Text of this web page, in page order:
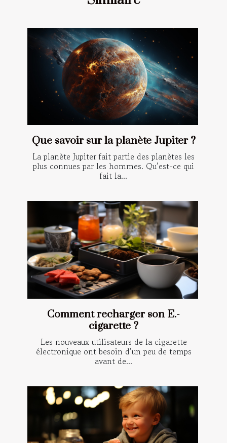
Que savoir sur la planète Jupiter ?
La planète Jupiter fait partie des planètes les
plus connues par les hommes. Qu’est-ce qui
fait la...
Comment recharger son E.-
cigarette ?
Les nouveaux utilisateurs de la cigarette
électronique ont besoin d’un peu de temps
avant de...